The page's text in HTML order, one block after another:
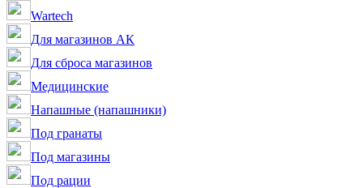
Wartech
Для магазинов АК
Для сброса магазинов
Медицинские
Напашные (напашники)
Под гранаты
Под магазины
Под рации